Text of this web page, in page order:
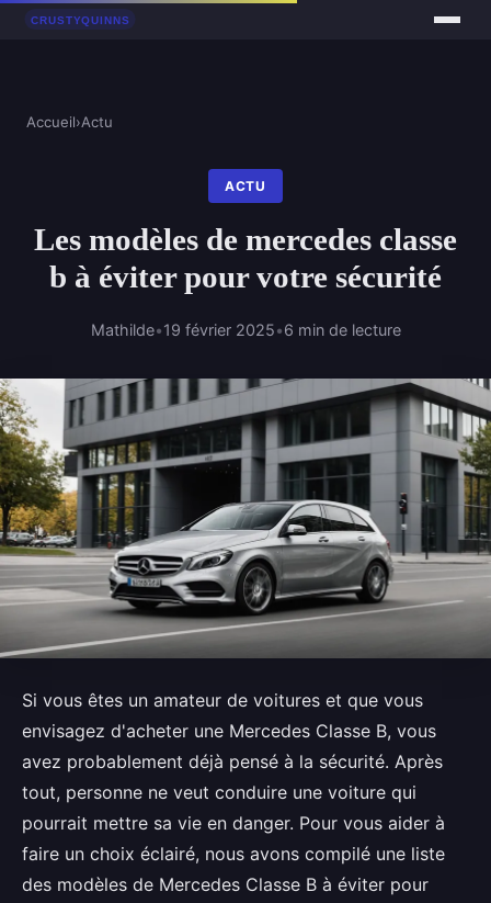
Accueil›Actu
ACTU
Les modèles de mercedes classe
b à éviter pour votre sécurité
Mathilde•19 février 2025•6 min de lecture
Si vous êtes un amateur de voitures et que vous
envisagez d'acheter une Mercedes Classe B, vous
avez probablement déjà pensé à la sécurité. Après
tout, personne ne veut conduire une voiture qui
pourrait mettre sa vie en danger. Pour vous aider à
faire un choix éclairé, nous avons compilé une liste
des modèles de Mercedes Classe B à éviter pour